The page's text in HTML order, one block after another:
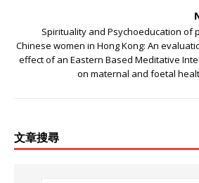
Spirituality and Psychoeducation of
Chinese women in Hong Kong: An
effect of an Eastern Based Meditative
on maternal and foetal
文章搜尋